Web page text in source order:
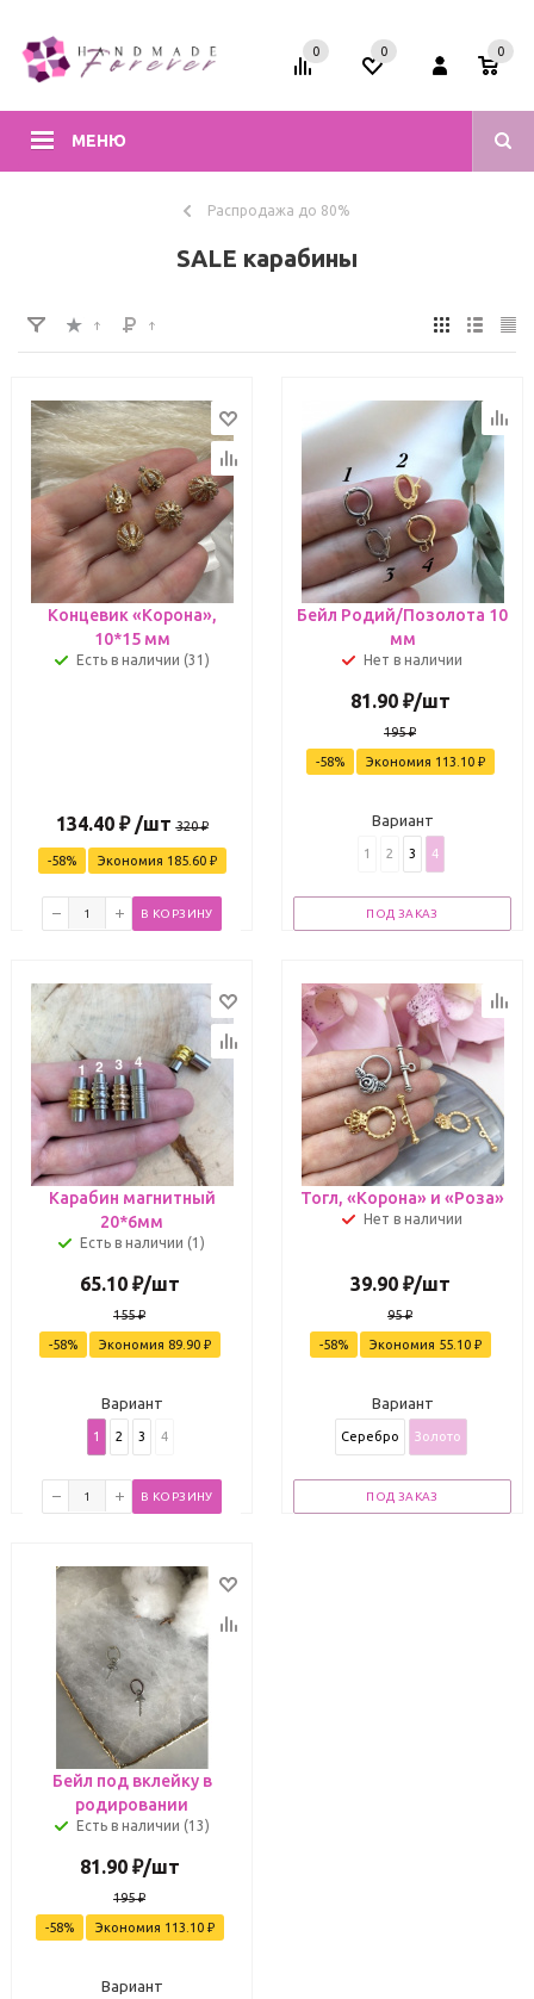
МЕНЮ
0 0 0
Распродажа до 80%
SALE карабины
Концевик «Корона»,
10*15 мм
Есть в наличии (31)
134.40₽ /шт 320₽
-58% Экономия 185.60₽
В КОРЗИНУ
Бейл Родий/Позолота 10
мм
Нет в наличии
81.90₽/шт
195₽
-58% Экономия 113.10₽
Вариант
1 2 3 4
ПОД ЗАКАЗ
Карабин магнитный
20*6мм
Есть в наличии (1)
65.10₽/шт
155₽
-58% Экономия 89.90₽
Вариант
1 2 3 4
В КОРЗИНУ
Тогл, «Корона» и «Роза»
Нет в наличии
39.90₽/шт
95₽
-58% Экономия 55.10₽
Вариант
Серебро Золото
ПОД ЗАКАЗ
Бейл под вклейку в
родировании
Есть в наличии (13)
81.90₽/шт
195₽
-58% Экономия 113.10₽
Вариант